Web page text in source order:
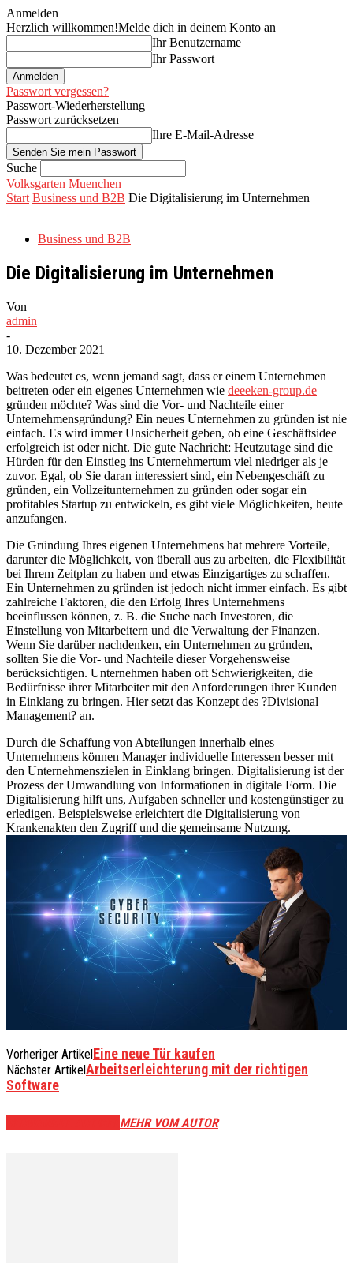
Anmelden
Herzlich willkommen!Melde dich in deinem Konto an
Ihr Benutzername
Ihr Passwort
Passwort vergessen?
Passwort-Wiederherstellung
Passwort zurücksetzen
Ihre E-Mail-Adresse
Suche
Volksgarten Muenchen
Start Business und B2B Die Digitalisierung im Unternehmen
Business und B2B
Die Digitalisierung im Unternehmen
Von
admin
-
10. Dezember 2021
Was bedeutet es, wenn jemand sagt, dass er einem Unternehmen
beitreten oder ein eigenes Unternehmen wie deeeken-group.de
gründen möchte? Was sind die Vor- und Nachteile einer
Unternehmensgründung? Ein neues Unternehmen zu gründen ist nie
einfach. Es wird immer Unsicherheit geben, ob eine Geschäftsidee
erfolgreich ist oder nicht. Die gute Nachricht: Heutzutage sind die
Hürden für den Einstieg ins Unternehmertum viel niedriger als je
zuvor. Egal, ob Sie daran interessiert sind, ein Nebengeschäft zu
gründen, ein Vollzeitunternehmen zu gründen oder sogar ein
profitables Startup zu entwickeln, es gibt viele Möglichkeiten, heute
anzufangen.
Die Gründung Ihres eigenen Unternehmens hat mehrere Vorteile,
darunter die Möglichkeit, von überall aus zu arbeiten, die Flexibilität
bei Ihrem Zeitplan zu haben und etwas Einzigartiges zu schaffen.
Ein Unternehmen zu gründen ist jedoch nicht immer einfach. Es gibt
zahlreiche Faktoren, die den Erfolg Ihres Unternehmens
beeinflussen können, z. B. die Suche nach Investoren, die
Einstellung von Mitarbeitern und die Verwaltung der Finanzen.
Wenn Sie darüber nachdenken, ein Unternehmen zu gründen,
sollten Sie die Vor- und Nachteile dieser Vorgehensweise
berücksichtigen. Unternehmen haben oft Schwierigkeiten, die
Bedürfnisse ihrer Mitarbeiter mit den Anforderungen ihrer Kunden
in Einklang zu bringen. Hier setzt das Konzept des ?Divisional
Management? an.
Durch die Schaffung von Abteilungen innerhalb eines
Unternehmens können Manager individuelle Interessen besser mit
den Unternehmenszielen in Einklang bringen. Digitalisierung ist der
Prozess der Umwandlung von Informationen in digitale Form. Die
Digitalisierung hilft uns, Aufgaben schneller und kostengünstiger zu
erledigen. Beispielsweise erleichtert die Digitalisierung von
Krankenakten den Zugriff und die gemeinsame Nutzung.
Vorheriger ArtikelEine neue Tür kaufen
Nächster ArtikelArbeitserleichterung mit der richtigen
Software
MEHR VOM AUTOR